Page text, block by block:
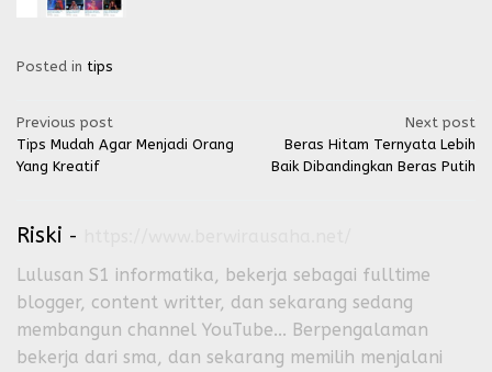
Posted in tips
Post
navigation
Previous post
Tips Mudah Agar Menjadi Orang
Yang Kreatif
Next post
Beras Hitam Ternyata Lebih
Baik Dibandingkan Beras Putih
Riski -
Lulusan S1 informatika, bekerja sebagai fulltime
blogger, content writter, dan sekarang sedang
membangun channel YouTube... Berpengalaman
bekerja dari sma, dan sekarang memilih menjalani